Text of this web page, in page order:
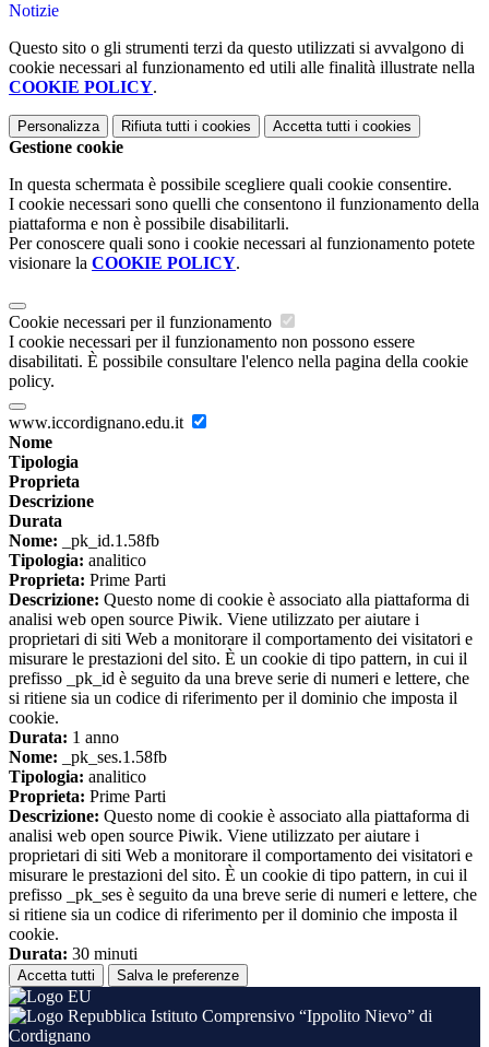
Notizie
Questo sito o gli strumenti terzi da questo utilizzati si avvalgono di
cookie necessari al funzionamento ed utili alle finalità illustrate nella
COOKIE POLICY.
Personalizza Rifiuta tutti i cookies Accetta tutti i cookies
Gestione cookie
In questa schermata è possibile scegliere quali cookie consentire.
I cookie necessari sono quelli che consentono il funzionamento della
piattaforma e non è possibile disabilitarli.
Per conoscere quali sono i cookie necessari al funzionamento potete
visionare la COOKIE POLICY.
Cookie necessari per il funzionamento
I cookie necessari per il funzionamento non possono essere
disabilitati. È possibile consultare l'elenco nella pagina della cookie
policy.
www.iccordignano.edu.it
Nome
Tipologia
Proprieta
Descrizione
Durata
Nome: _pk_id.1.58fb
Tipologia: analitico
Proprieta: Prime Parti
Descrizione: Questo nome di cookie è associato alla piattaforma di
analisi web open source Piwik. Viene utilizzato per aiutare i
proprietari di siti Web a monitorare il comportamento dei visitatori e
misurare le prestazioni del sito. È un cookie di tipo pattern, in cui il
prefisso _pk_id è seguito da una breve serie di numeri e lettere, che
si ritiene sia un codice di riferimento per il dominio che imposta il
cookie.
Durata: 1 anno
Nome: _pk_ses.1.58fb
Tipologia: analitico
Proprieta: Prime Parti
Descrizione: Questo nome di cookie è associato alla piattaforma di
analisi web open source Piwik. Viene utilizzato per aiutare i
proprietari di siti Web a monitorare il comportamento dei visitatori e
misurare le prestazioni del sito. È un cookie di tipo pattern, in cui il
prefisso _pk_ses è seguito da una breve serie di numeri e lettere, che
si ritiene sia un codice di riferimento per il dominio che imposta il
cookie.
Durata: 30 minuti
Accetta tutti Salva le preferenze
Istituto Comprensivo “Ippolito Nievo” di
Cordignano